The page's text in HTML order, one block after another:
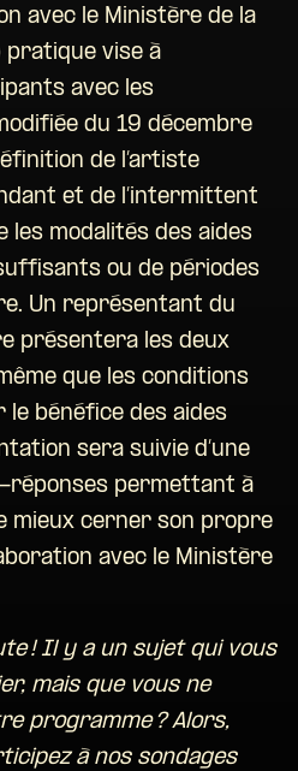
avec le Ministère de la
pratique vise à
avec les
du 19 décembre
de l’artiste
et de l’intermittent
les modalités des aides
ou de périodes
Un représentant du
présentera les deux
que les conditions
bénéfice des aides
sera suivie d’une
réponses permettant à
mieux cerner son propre
avec le Ministère
! Il y a un sujet qui vous
mais que vous ne
programme ? Alors,
à nos sondages